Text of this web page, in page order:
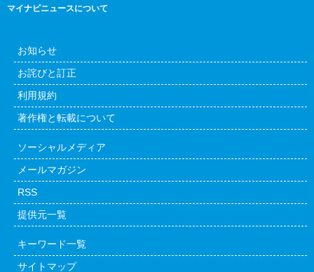
マイナビニュースについて
お知らせ
お詫びと訂正
利用規約
著作権と転載について
ソーシャルメディア
メールマガジン
RSS
提供元一覧
キーワード一覧
サイトマップ